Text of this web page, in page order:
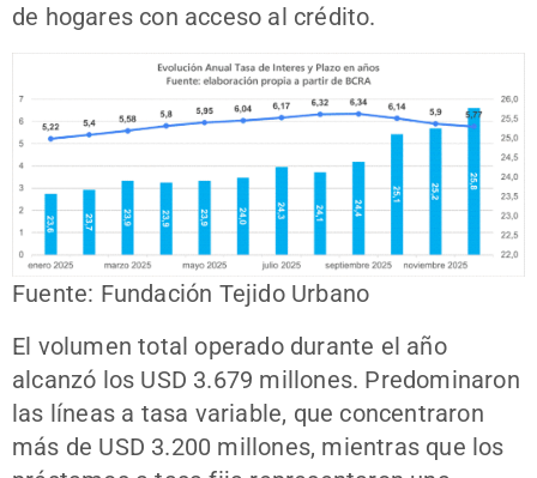
de hogares con acceso al crédito.
Fuente: Fundación Tejido Urbano
El volumen total operado durante el año
alcanzó los USD 3.679 millones. Predominaron
las líneas a tasa variable, que concentraron
más de USD 3.200 millones, mientras que los